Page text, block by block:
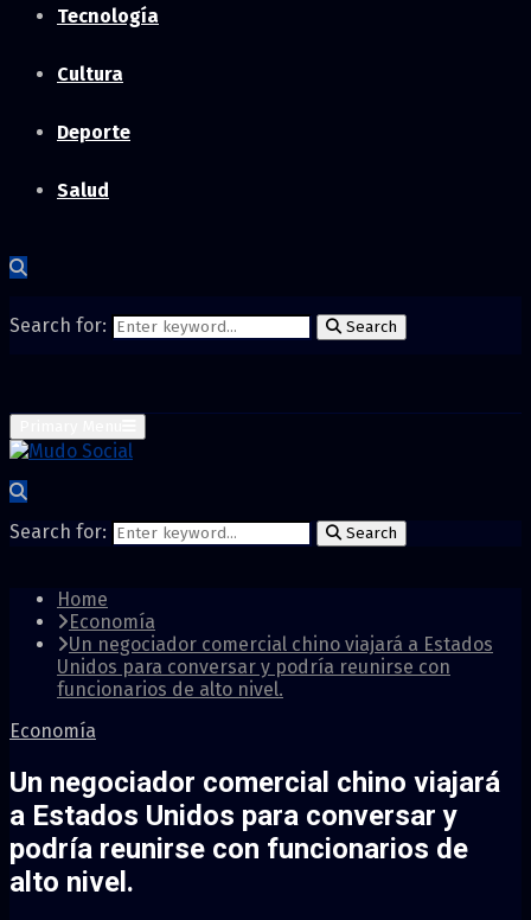
Tecnología
Cultura
Deporte
Salud
Search for: Search
Search for: Search
Home
Economía
Un negociador comercial chino viajará a Estados
Unidos para conversar y podría reunirse con
funcionarios de alto nivel.
Economía
Un negociador comercial chino viajará
a Estados Unidos para conversar y
podría reunirse con funcionarios de
alto nivel.